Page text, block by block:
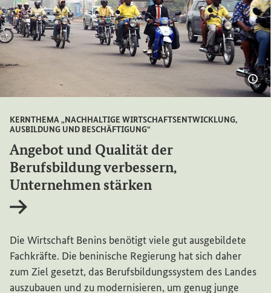
KERNTHEMA „NACHHALTIGE WIRTSCHAFTSENTWICKLUNG,
AUSBILDUNG UND BESCHÄFTIGUNG“
Angebot und Qualität der
Berufsbildung verbessern,
Unternehmen stärken
Die Wirtschaft Benins benötigt viele gut ausgebildete
Fachkräfte. Die beninische Regierung hat sich daher
zum Ziel gesetzt, das Berufsbildungssystem des Landes
auszubauen und zu modernisieren, um genug junge